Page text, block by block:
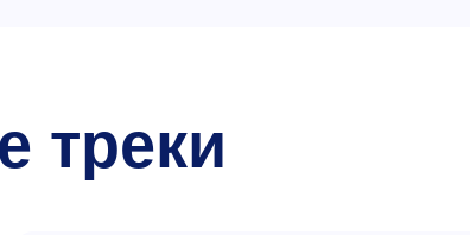
треки